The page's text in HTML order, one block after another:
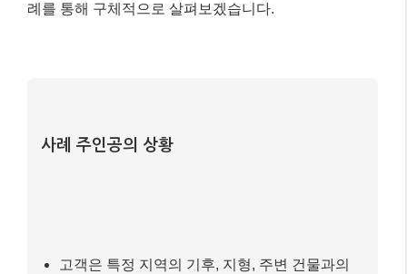
례를 통해 구체적으로 살펴보겠습니다.
사례 주인공의 상황
고객은 특정 지역의 기후, 지형, 주변 건물과의